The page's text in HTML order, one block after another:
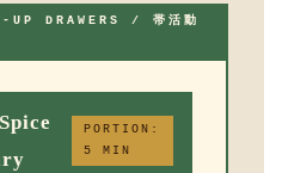
UP DRAWERS / 帯活動
PORTION:
5 MIN